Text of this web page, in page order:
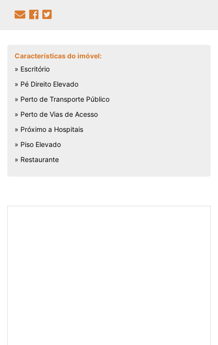
Características do imóvel:
» Escritório
» Pé Direito Elevado
» Perto de Transporte Público
» Perto de Vias de Acesso
» Próximo a Hospitais
» Piso Elevado
» Restaurante